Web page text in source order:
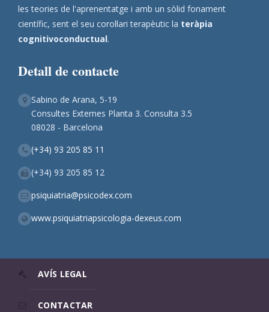
les teories de l'aprenentatge i amb un sòlid fonament
científic, sent el seu corol·lari terapèutic la teràpia
cognitivoconductual.
Detall de contacte
Sabino de Arana, 5-19
Consultes Externes Planta 3. Consulta 3.5
08028 - Barcelona
(+34) 93 205 85 11
(+34) 93 205 85 12
psiquiatria@psicodex.com
www.psiquiatriapsicologia-dexeus.com
AVÍS LEGAL
CONTACTAR